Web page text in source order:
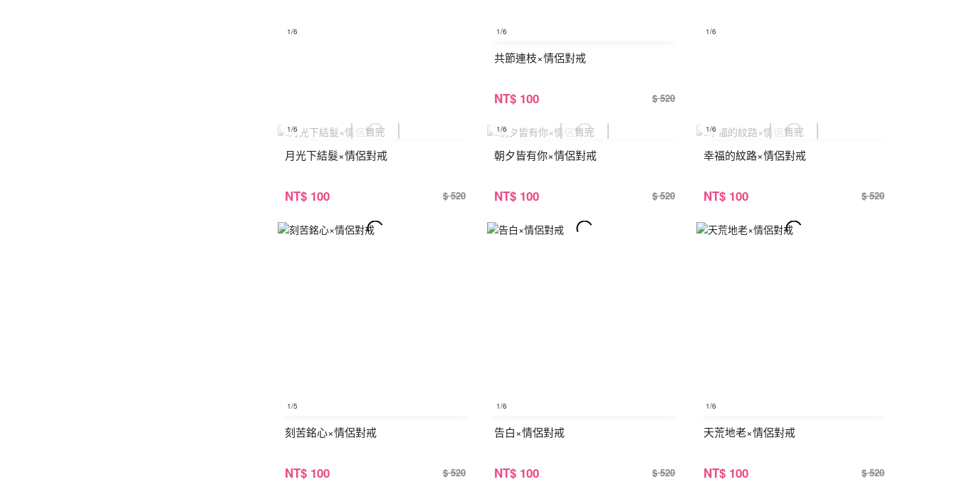
1/6 1/6
共節連枝×情侶對戒
NT$ 100 $ 520
1/6
1/6
月光下結髮×情侶對戒
NT$ 100 $ 520
1/6
朝夕皆有你×情侶對戒
NT$ 100 $ 520
1/6
幸福的紋路×情侶對戒
NT$ 100 $ 520
1/5
刻苦銘心×情侶對戒
NT$ 100 $ 520
1/6
告白×情侶對戒
NT$ 100 $ 520
1/6
天荒地老×情侶對戒
NT$ 100 $ 520